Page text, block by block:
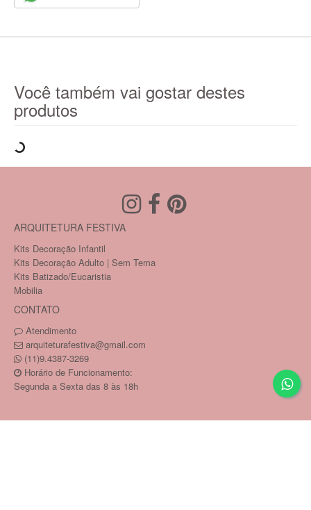
Você também vai gostar destes
produtos
ARQUITETURA FESTIVA
Kits Decoração Infantil
Kits Decoração Adulto | Sem Tema
Kits Batizado/Eucaristia
Mobilia
CONTATO
Atendimento
arquiteturafestiva@gmail.com
(11)9.4387-3269
Horário de Funcionamento:
Segunda a Sexta das 8 às 18h